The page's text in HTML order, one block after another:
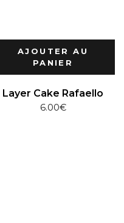
AJOUTER AU
PANIER
Layer Cake Rafaello
6.00€